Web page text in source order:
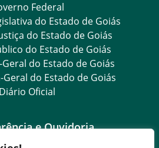
Federal
do Estado de Goiás
do Estado de Goiás
do Estado de Goiás
do Estado de Goiás
do Estado de Goiás
Diário Oficial
e Ouvidoria